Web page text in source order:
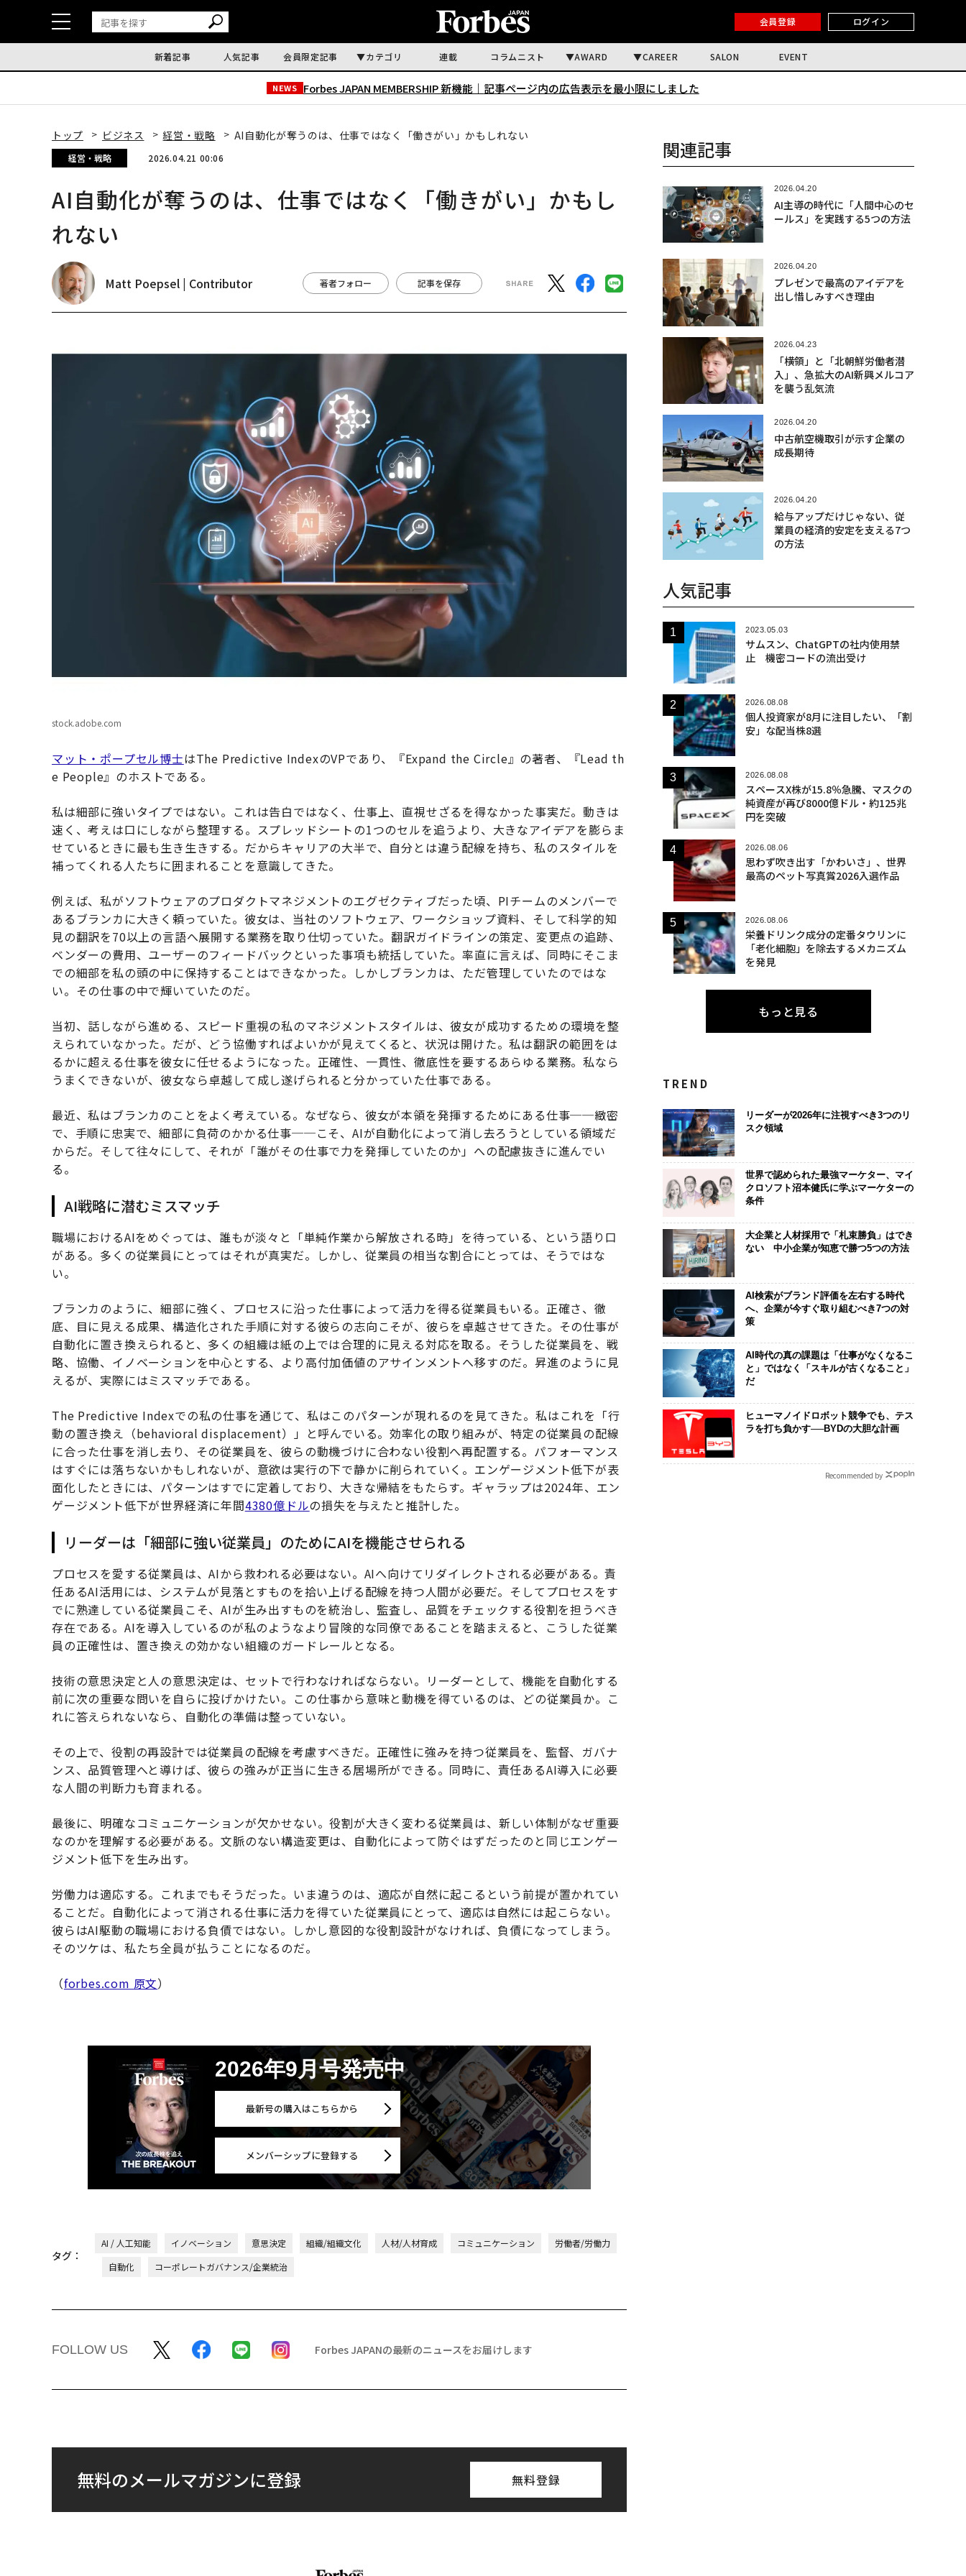
会員登録 ログイン
新着記事 人気記事 会員限定記事 カテゴリ 連載 コラムニスト AWARD CAREER SALON EVENT
NEWS Forbes JAPAN MEMBERSHIP 新機能｜ 記事ページ内の広告表示を最小限にしました
トップ ビジネス 経営・戦略 AI自動化が奪うのは、仕事ではなく「働きがい」かもしれない
経営・戦略 2026.04.21 00:06
AI自動化が奪うのは、仕事ではなく「働きがい」かもし
れない
Matt Poepsel | Contributor 著者フォロー 記事を保存
stock.adobe.com
マット・ポープセル博士はThe Predictive IndexのVPであり、『Expand the Circle』の著者、『Lead th
e People』のホストである。
私は細部に強いタイプではない。これは告白ではなく、仕事上、直視せざるを得なかった事実だ。動きは
速く、考えは口にしながら整理する。スプレッドシートの1つのセルを追うより、大きなアイデアを膨らま
せているときに最も生き生きする。だからキャリアの大半で、自分とは違う配線を持ち、私のスタイルを
補ってくれる人たちに囲まれることを意識してきた。
例えば、私がソフトウェアのプロダクトマネジメントのエグゼクティブだった頃、PIチームのメンバーで
あるブランカに大きく頼っていた。彼女は、当社のソフトウェア、ワークショップ資料、そして科学的知
見の翻訳を70以上の言語へ展開する業務を取り仕切っていた。翻訳ガイドラインの策定、変更点の追跡、
ベンダーの費用、ユーザーのフィードバックといった事項も統括していた。率直に言えば、同時にそこま
での細部を私の頭の中に保持することはできなかった。しかしブランカは、ただ管理していたのではな
い。その仕事の中で輝いていたのだ。
当初、話しながら進める、スピード重視の私のマネジメントスタイルは、彼女が成功するための環境を整
えられていなかった。だが、どう協働すればよいかが見えてくると、状況は開けた。私は翻訳の範囲をは
るかに超える仕事を彼女に任せるようになった。正確性、一貫性、徹底性を要するあらゆる業務。私なら
うまくできないが、彼女なら卓越して成し遂げられると分かっていた仕事である。
最近、私はブランカのことをよく考えている。なぜなら、彼女が本領を発揮するためにある仕事──緻密
で、手順に忠実で、細部に負荷のかかる仕事──こそ、AIが自動化によって消し去ろうとしている領域だ
からだ。そして往々にして、それが「誰がその仕事で力を発揮していたのか」への配慮抜きに進んでい
る。
AI戦略に潜むミスマッチ
職場におけるAIをめぐっては、誰もが淡々と「単純作業から解放される時」を待っている、という語り口
がある。多くの従業員にとってはそれが真実だ。しかし、従業員の相当な割合にとっては、そうではな
い。
ブランカのように、細部に強く、プロセスに沿った仕事によって活力を得る従業員もいる。正確さ、徹
底、目に見える成果、構造化された手順に対する彼らの志向こそが、彼らを卓越させてきた。その仕事が
自動化に置き換えられると、多くの組織は紙の上では合理的に見える対応を取る。そうした従業員を、戦
略、協働、イノベーションを中心とする、より高付加価値のアサインメントへ移すのだ。昇進のように見
えるが、実際にはミスマッチである。
The Predictive Indexでの私の仕事を通じて、私はこのパターンが現れるのを見てきた。私はこれを「行
動の置き換え（behavioral displacement）」と呼んでいる。効率化の取り組みが、特定の従業員の配線
に合った仕事を消し去り、その従業員を、彼らの動機づけに合わない役割へ再配置する。パフォーマンス
はすぐには落ちないかもしれないが、意欲は実行の下で静かに削られていく。エンゲージメント低下が表
面化したときには、パターンはすでに定着しており、大きな帰結をもたらす。ギャラップは2024年、エン
ゲージメント低下が世界経済に年間4380億ドルの損失を与えたと推計した。
リーダーは「細部に強い従業員」のためにAIを機能させられる
プロセスを愛する従業員は、AIから救われる必要はない。AIへ向けてリダイレクトされる必要がある。責
任あるAI活用には、システムが見落とすものを拾い上げる配線を持つ人間が必要だ。そしてプロセスをす
でに熟達している従業員こそ、AIが生み出すものを統治し、監査し、品質をチェックする役割を担うべき
存在である。AIを導入しているのが私のようなより冒険的な同僚であることを踏まえると、こうした従業
員の正確性は、置き換えの効かない組織のガードレールとなる。
技術の意思決定と人の意思決定は、セットで行わなければならない。リーダーとして、機能を自動化する
前に次の重要な問いを自らに投げかけたい。この仕事から意味と動機を得ているのは、どの従業員か。こ
れに答えられないなら、自動化の準備は整っていない。
その上で、役割の再設計では従業員の配線を考慮すべきだ。正確性に強みを持つ従業員を、監督、ガバナ
ンス、品質管理へと導けば、彼らの強みが正当に生きる居場所ができる。同時に、責任あるAI導入に必要
な人間の判断力も育まれる。
最後に、明確なコミュニケーションが欠かせない。役割が大きく変わる従業員は、新しい体制がなぜ重要
なのかを理解する必要がある。文脈のない構造変更は、自動化によって防ぐはずだったのと同じエンゲー
ジメント低下を生み出す。
労働力は適応する。これまでもそうだった。いま違うのは、適応が自然に起こるという前提が置かれてい
ることだ。自動化によって消される仕事に活力を得ていた従業員にとって、適応は自然には起こらない。
彼らはAI駆動の職場における負債ではない。しかし意図的な役割設計がなければ、負債になってしまう。
そのツケは、私たち全員が払うことになるのだ。
（forbes.com 原文）
2026年9月号発売中
最新号の購入はこちらから
メンバーシップに登録する
タグ：
AI / 人工知能 イノベーション 意思決定 組織/組織文化 人材/人材育成 コミュニケーション
労働者/労働力
自動化
コーポレートガバナンス/企業統治
FOLLOW US Forbes JAPANの最新のニュースをお届けします
無料のメールマガジンに登録 無料登録
関連記事
2026.04.20
AI主導の時代に「人間中心のセ
ールス」を実践する5つの方法
2026.04.20
プレゼンで最高のアイデアを
出し惜しみすべき理由
2026.04.23
「横領」と「北朝鮮労働者潜
入」、急拡大のAI新興メルコア
を襲う乱気流
2026.04.20
中古航空機取引が示す企業の
成長期待
2026.04.20
給与アップだけじゃない、従
業員の経済的安定を支える7つ
の方法
人気記事
2023.05.03
サムスン、ChatGPTの社内使用禁
止 機密コードの流出受け
2026.08.08
個人投資家が8月に注目したい、「割
安」な配当株8選
2026.08.08
スペースX株が15.8％急騰、マスクの
純資産が再び8000億ドル・約125兆
円を突破
2026.08.06
思わず吹き出す「かわいさ」、世界
最高のペット写真賞2026入選作品
2026.08.06
栄養ドリンク成分の定番タウリンに
「老化細胞」を除去するメカニズム
を発見
もっと見る
TREND
リーダーが2026年に注視すべき3つのリ
スク領域
世界で認められた最強マーケター、マイ
クロソフト沼本健氏に学ぶマーケターの
条件
大企業と人材採用で「札束勝負」はでき
ない 中小企業が知恵で勝つ5つの方法
AI検索がブランド評価を左右する時代
へ、企業が今すぐ取り組むべき7つの対
策
AI時代の真の課題は「仕事がなくなるこ
と」ではなく「スキルが古くなること」
だ
ヒューマノイドロボット競争でも、テス
ラを打ち負かす──BYDの大胆な計画
Recommended by